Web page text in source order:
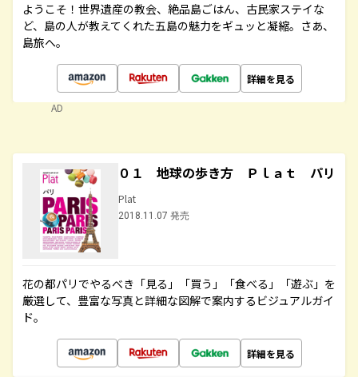
ようこそ！世界遺産の教会、絶品島ごはん、古民家ステイな
ど、島の人が教えてくれた五島の魅力をギュッと凝縮。さあ、
島旅へ。
詳細を見る
AD
０１ 地球の歩き方 Ｐｌａｔ パリ
Plat
2018.11.07 発売
花の都パリでやるべき「見る」「買う」「食べる」「遊ぶ」を
厳選して、豊富な写真と詳細な図解で案内するビジュアルガイ
ド。
詳細を見る